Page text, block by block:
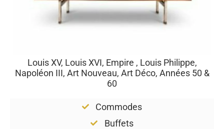
Louis XV, Louis XVI, Empire , Louis Philippe,
Napoléon III, Art Nouveau, Art Déco, Années 50 &
60
Commodes
Buffets